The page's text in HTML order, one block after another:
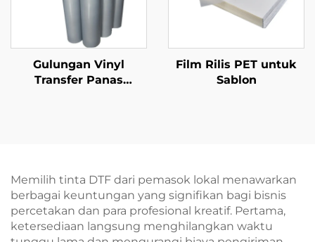
Gulungan Vinyl
Transfer Panas
Film Rilis PET untuk
Sablon
Memilih tinta DTF dari pemasok lokal menawarkan
berbagai keuntungan yang signifikan bagi bisnis
percetakan dan para profesional kreatif. Pertama,
ketersediaan langsung menghilangkan waktu